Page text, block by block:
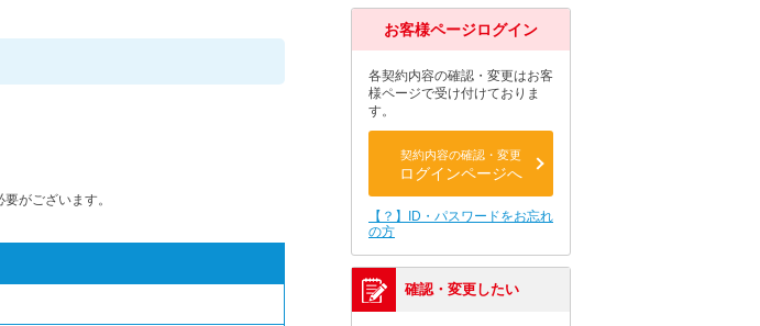
お客様ページログイン
各契約内容の確認・変更はお客
様ページで受け付けておりま
す。
契約内容の確認・変更
ログインページへ
【？】ID・パスワードをお忘れ
の方
確認・変更したい
がございます。